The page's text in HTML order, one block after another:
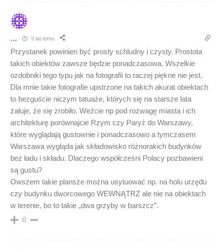
... 9 lat temu
Przystanek powinien być prosty schludny i czysty. Prostota
takich obiektów zawsze będzie ponadczasowa. Wszelkie
ozdobniki tego typu jak na fotografii to raczej piękne nie jest.
Dla mnie takie fotografie upstrzone na takich akurat obiektach
to bezguście niczym tatuaże, których się na starsze lata
żałuje, że się zrobiło. Weźcie np pod rozwagę miasta i ich
architekturę porównajcie Rzym czy Paryż do Warszawy,
które wyglądają gustownie i ponadczasowo a tymczasem
Warszawa wygląda jak składowisko różnorakich budynków
bez ładu i składu. Dlaczego współcześni Polacy pozbawieni
są gustu?
Owszem takie plansze można usytuować np. na holu urzędu
czy budynku dworcowego WEWNĄTRZ ale nie na obiektach
w terenie, bo to takie „dwa grzyby w barszcz”.
0